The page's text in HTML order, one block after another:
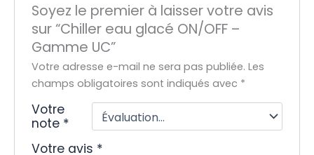
Soyez le premier à laisser votre avis
sur “Chiller eau glacé ON/OFF –
Gamme UC”
Votre adresse e-mail ne sera pas publiée. Les
champs obligatoires sont indiqués avec *
Votre
note *
Votre avis *